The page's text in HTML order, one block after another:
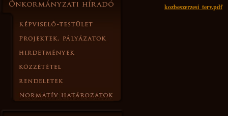
kozbeszerzesi_terv.pdf